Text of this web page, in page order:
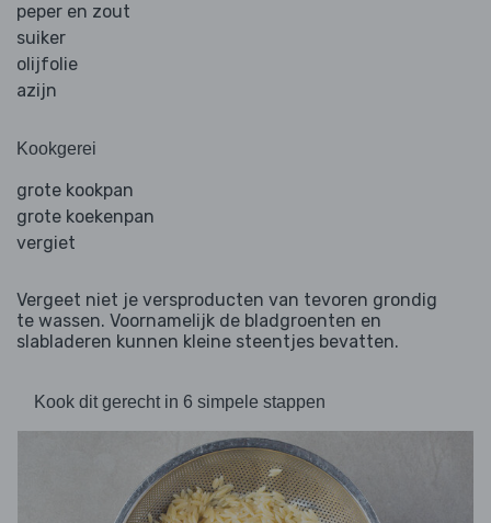
peper en zout
suiker
olijfolie
azijn
Kookgerei
grote kookpan
grote koekenpan
vergiet
Vergeet niet je versproducten van tevoren grondig
te wassen. Voornamelijk de bladgroenten en
slabladeren kunnen kleine steentjes bevatten.
Kook dit gerecht in 6 simpele stappen